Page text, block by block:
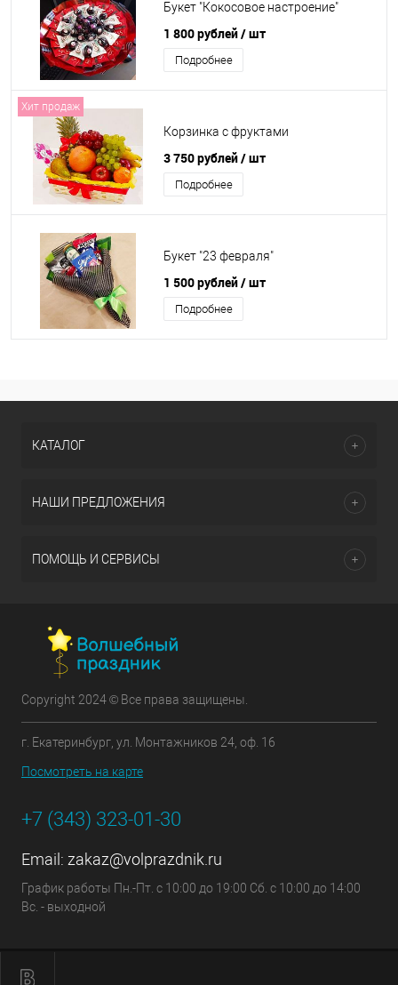
Букет "Кокосовое настроение"
1 800 рублей/ шт
Подробнее
Хит продаж
Корзинка с фруктами
3 750 рублей/ шт
Подробнее
Букет "23 февраля"
1 500 рублей/ шт
Подробнее
КАТАЛОГ
НАШИ ПРЕДЛОЖЕНИЯ
ПОМОЩЬ И СЕРВИСЫ
Copyright 2024 © Все права защищены.
г. Екатеринбург, ул. Монтажников 24, оф. 16
Посмотреть на карте
+7 (343) 323-01-30
Email: zakaz@volprazdnik.ru
График работы Пн.-Пт. с 10:00 до 19:00 Сб. с 10:00 до 14:00
Вс. - выходной